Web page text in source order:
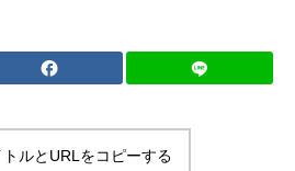
ルとURLをコピーする